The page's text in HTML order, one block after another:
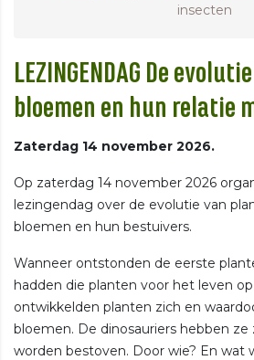
insecten
LEZINGENDAG De
bloemen en hun relatie
Zaterdag 14 november 2026.
Op zaterdag 14 november 2026
lezingendag over de evolutie van
bloemen en hun bestuivers.
Wanneer ontstonden de eerste
hadden die planten voor het leven
ontwikkelden planten zich en
bloemen. De dinosauriers hebben
worden bestoven. Door wie? En wat